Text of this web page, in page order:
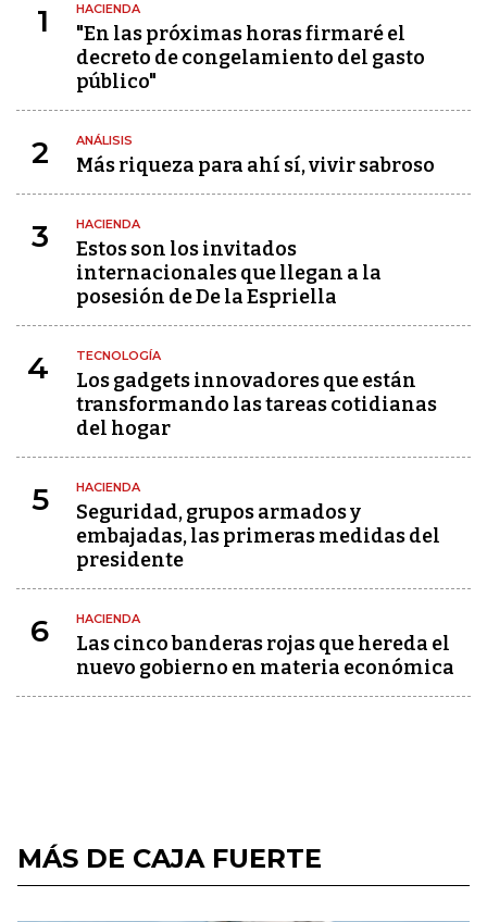
1 HACIENDA
"En las próximas horas firmaré el
decreto de congelamiento del gasto
público"
2 ANÁLISIS
Más riqueza para ahí sí, vivir sabroso
3 HACIENDA
Estos son los invitados
internacionales que llegan a la
posesión de De la Espriella
4 TECNOLOGÍA
Los gadgets innovadores que están
transformando las tareas cotidianas
del hogar
5 HACIENDA
Seguridad, grupos armados y
embajadas, las primeras medidas del
presidente
6 HACIENDA
Las cinco banderas rojas que hereda el
nuevo gobierno en materia económica
MÁS DE CAJA FUERTE